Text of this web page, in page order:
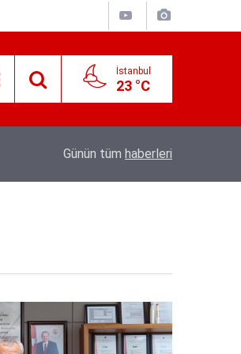
İstanbul
23 °C
Kıymetli Cumhurbaşkanımız’a Arz Olunur
Günün tüm haberleri